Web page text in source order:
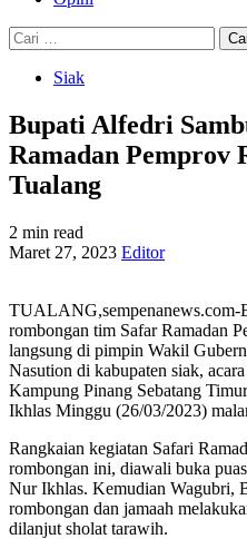
Cari
untuk:
Siak
Bupati Alfedri
Ramadan Pemprov
Tualang
2 min read
Maret 27, 2023 Editor
TUALANG,sempenanews.com-
rombongan tim Safar Ramadan
langsung di pimpin Wakil
Nasution di kabupaten siak,
Kampung Pinang Sebatang
Ikhlas Minggu (26/03/2023)
Rangkaian kegiatan Safari
rombongan ini, diawali buka
Nur Ikhlas. Kemudian Wagubri,
rombongan dan jamaah
dilanjut sholat tarawih.